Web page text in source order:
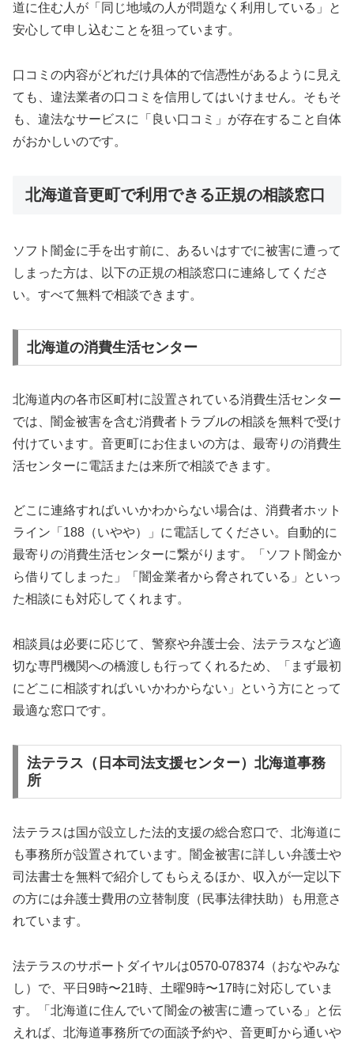
道に住む人が「同じ地域の人が問題なく利用している」と
安心して申し込むことを狙っています。
口コミの内容がどれだけ具体的で信憑性があるように見え
ても、違法業者の口コミを信用してはいけません。そもそ
も、違法なサービスに「良い口コミ」が存在すること自体
がおかしいのです。
北海道音更町で利用できる正規の相談窓口
ソフト闇金に手を出す前に、あるいはすでに被害に遭って
しまった方は、以下の正規の相談窓口に連絡してくださ
い。すべて無料で相談できます。
北海道の消費生活センター
北海道内の各市区町村に設置されている消費生活センター
では、闇金被害を含む消費者トラブルの相談を無料で受け
付けています。音更町にお住まいの方は、最寄りの消費生
活センターに電話または来所で相談できます。
どこに連絡すればいいかわからない場合は、消費者ホット
ライン「188（いやや）」に電話してください。自動的に
最寄りの消費生活センターに繋がります。「ソフト闇金か
ら借りてしまった」「闇金業者から脅されている」といっ
た相談にも対応してくれます。
相談員は必要に応じて、警察や弁護士会、法テラスなど適
切な専門機関への橋渡しも行ってくれるため、「まず最初
にどこに相談すればいいかわからない」という方にとって
最適な窓口です。
法テラス（日本司法支援センター）北海道事務
所
法テラスは国が設立した法的支援の総合窓口で、北海道に
も事務所が設置されています。闇金被害に詳しい弁護士や
司法書士を無料で紹介してもらえるほか、収入が一定以下
の方には弁護士費用の立替制度（民事法律扶助）も用意さ
れています。
法テラスのサポートダイヤルは0570-078374（おなやみな
し）で、平日9時〜21時、土曜9時〜17時に対応していま
す。「北海道に住んでいて闇金の被害に遭っている」と伝
えれば、北海道事務所での面談予約や、音更町から通いや